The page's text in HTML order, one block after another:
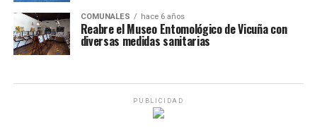
COMUNALES hace 6 años
Reabre el Museo Entomológico de Vicuña con
diversas medidas sanitarias
PUBLICIDAD